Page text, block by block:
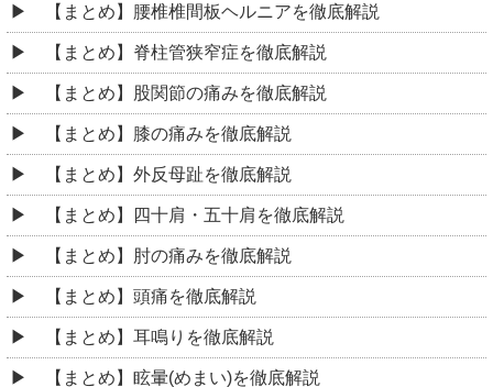
【まとめ】腰椎椎間板ヘルニアを徹底解説
【まとめ】脊柱管狭窄症を徹底解説
【まとめ】股関節の痛みを徹底解説
【まとめ】膝の痛みを徹底解説
【まとめ】外反母趾を徹底解説
【まとめ】四十肩・五十肩を徹底解説
【まとめ】肘の痛みを徹底解説
【まとめ】頭痛を徹底解説
【まとめ】耳鳴りを徹底解説
【まとめ】眩暈(めまい)を徹底解説